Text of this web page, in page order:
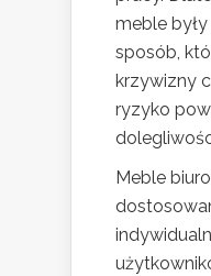
meble
sposób,
krzywizny
ryzyko
Meble